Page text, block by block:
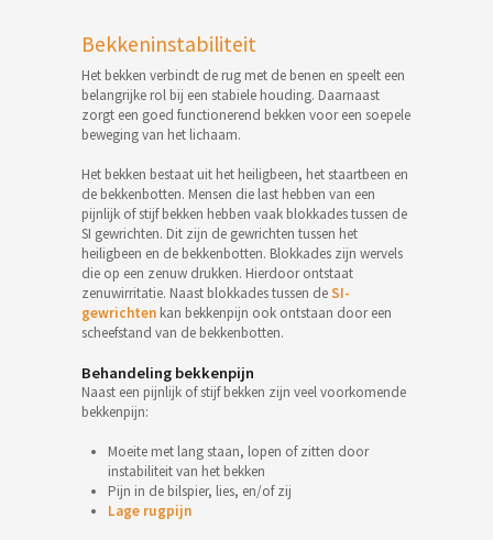
Bekkeninstabiliteit
Het bekken verbindt de rug met de benen en speelt een
belangrijke rol bij een stabiele houding. Daarnaast
zorgt een goed functionerend bekken voor een soepele
beweging van het lichaam.
Het bekken bestaat uit het heiligbeen, het staartbeen en
de bekkenbotten. Mensen die last hebben van een
pijnlijk of stijf bekken hebben vaak blokkades tussen de
SI gewrichten. Dit zijn de gewrichten tussen het
heiligbeen en de bekkenbotten. Blokkades zijn wervels
die op een zenuw drukken. Hierdoor ontstaat
zenuwirritatie. Naast blokkades tussen deSI-
gewrichten kan bekkenpijn ook ontstaan door een
scheefstand van de bekkenbotten.
Behandeling bekkenpijn
Naast een pijnlijk of stijf bekken zijn veel voorkomende
bekkenpijn:
Moeite met lang staan, lopen of zitten door
instabiliteit van het bekken
Pijn in de bilspier, lies, en/of zij
Lage rugpijn